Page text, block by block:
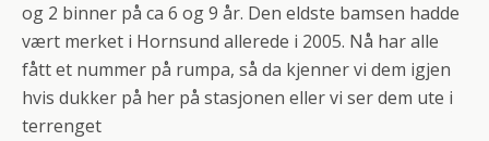
og 2 binner på ca 6 og 9 år. Den eldste bamsen hadde
vært merket i Hornsund allerede i 2005. Nå har alle
fått et nummer på rumpa, så da kjenner vi dem igjen
hvis dukker på her på stasjonen eller vi ser dem ute i
terrenget